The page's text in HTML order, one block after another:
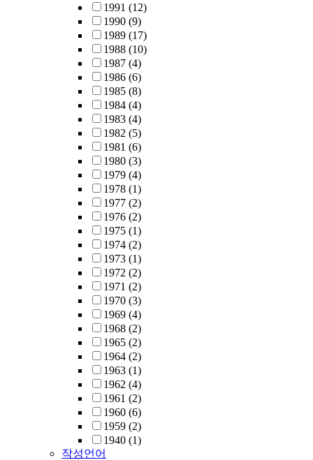
1991 (12)
1990 (9)
1989 (17)
1988 (10)
1987 (4)
1986 (6)
1985 (8)
1984 (4)
1983 (4)
1982 (5)
1981 (6)
1980 (3)
1979 (4)
1978 (1)
1977 (2)
1976 (2)
1975 (1)
1974 (2)
1973 (1)
1972 (2)
1971 (2)
1970 (3)
1969 (4)
1968 (2)
1965 (2)
1964 (2)
1963 (1)
1962 (4)
1961 (2)
1960 (6)
1959 (2)
1940 (1)
작성언어